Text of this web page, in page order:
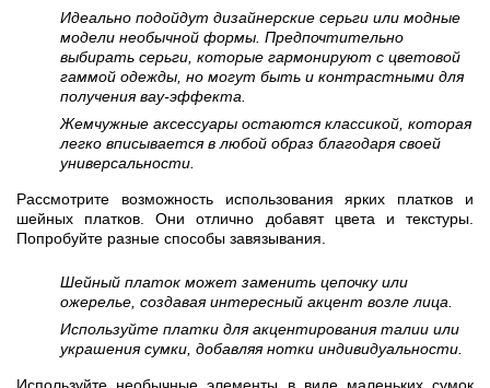
Идеально подойдут дизайнерские серьги или модные
модели необычной формы. Предпочтительно
выбирать серьги, которые гармонируют с цветовой
гаммой одежды, но могут быть и контрастными для
получения вау-эффекта.
Жемчужные аксессуары остаются классикой, которая
легко вписывается в любой образ благодаря своей
универсальности.
Рассмотрите возможность использования ярких платков и
шейных платков. Они отлично добавят цвета и текстуры.
Попробуйте разные способы завязывания.
Шейный платок может заменить цепочку или
ожерелье, создавая интересный акцент возле лица.
Используйте платки для акцентирования талии или
украшения сумки, добавляя нотки индивидуальности.
Используйте необычные элементы в виде маленьких сумок